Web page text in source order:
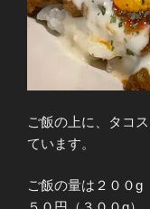
ご飯の上に、タコ
ています。
ご飯の量は２００